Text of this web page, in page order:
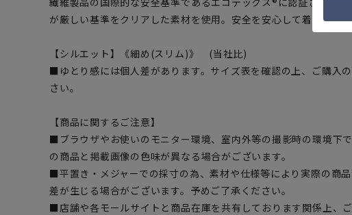
が厳しい基準をクリアした素材を使用。安全を安心して着用いた
【シルエット】《細め(スリム)》 (当社比)
■ゆとり感には個人差があります。サイズ表を確認の上、ご購入
さい。
【商品に関するご注意】
■ブラウザやお使いのモニター環境、室内外等の撮影時の環境下
の商品と掲載画像の色味が異なる場合がございます。
■平置き・メジャーでの採寸の為、素材や仕様等により実際の商
差が生じる場合がございます。予めご了承ください。
■店舗や各モールサイトと商品在庫を共有しております関係上、